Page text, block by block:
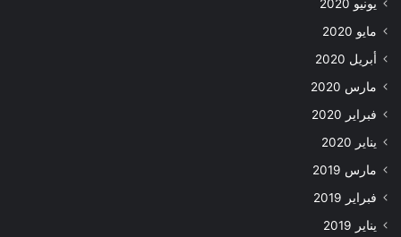
يونيو 2020
مايو 2020
أبريل 2020
مارس 2020
فبراير 2020
يناير 2020
مارس 2019
فبراير 2019
يناير 2019